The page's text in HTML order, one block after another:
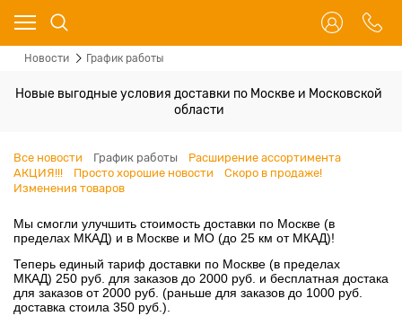
Новости График работы
Новые выгодные условия доставки по Москве и Московской
области
Все новости График работы
Расширение ассортимента
АКЦИЯ!!!
Просто хорошие новости
Скоро в продаже!
Изменения товаров
Мы смогли улучшить стоимость доставки по Москве (в
пределах МКАД) и в Москве и МО (до 25 км от МКАД)!
Теперь единый тариф доставки по Москве (в пределах
МКАД) 250 руб. для заказов до 2000 руб. и бесплатная достака
для заказов от 2000 руб. (раньше для заказов до 1000 руб.
доставка стоила 350 руб.).